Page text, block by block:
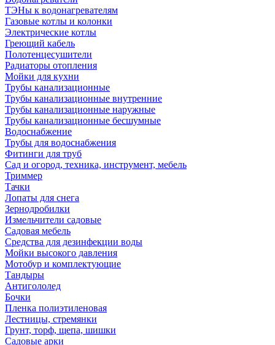
ТЭНы к водонагревателям
Газовые котлы и колонки
Электрические котлы
Греющий кабель
Полотенцесушители
Радиаторы отопления
Мойки для кухни
Трубы канализационные
Трубы канализационные внутренние
Трубы канализационные наружные
Трубы канализационные бесшумные
Водоснабжение
Трубы для водоснабжения
Фитинги для труб
Сад и огород, техника, инструмент, мебель
Триммер
Тачки
Лопаты для снега
Зернодробилки
Измельчители садовые
Садовая мебель
Средства для дезинфекции воды
Мойки высокого давления
Мотобур и комплектующие
Тандыры
Антигололед
Бочки
Пленка полиэтиленовая
Лестницы, стремянки
Грунт, торф, щепа, шишки
Садовые арки